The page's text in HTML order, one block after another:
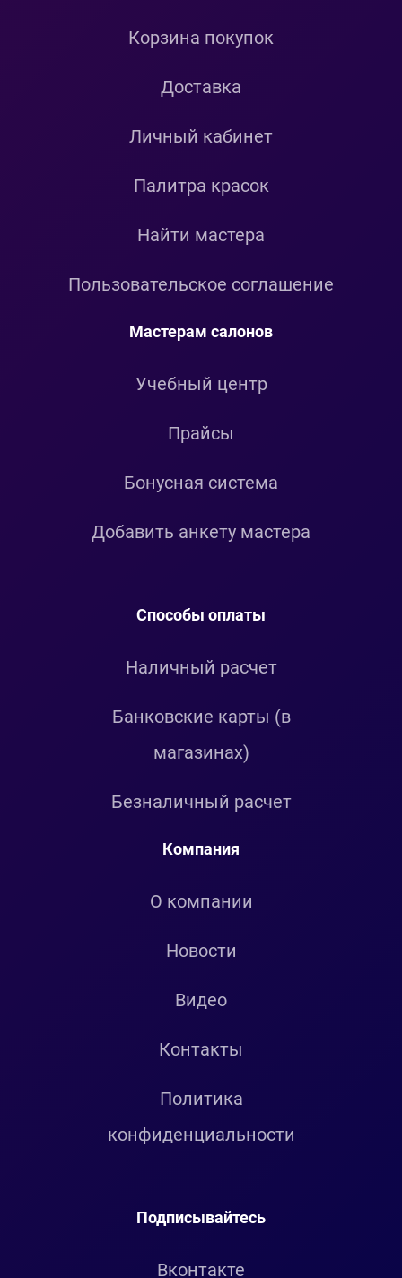
Корзина покупок
Доставка
Личный кабинет
Палитра красок
Найти мастера
Пользовательское соглашение
Мастерам салонов
Учебный центр
Прайсы
Бонусная система
Добавить анкету мастера
Способы оплаты
Наличный расчет
Банковские карты (в
магазинах)
Безналичный расчет
Компания
О компании
Новости
Видео
Контакты
Политика
конфиденциальности
Подписывайтесь
Вконтакте